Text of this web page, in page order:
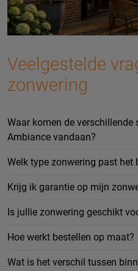
Veelgestelde
zonwering
Waar komen de verschillende
Ambiance vandaan?
Welk type zonwering past het
Krijg ik garantie op mijn
Is jullie zonwering geschikt
Hoe werkt bestellen op maat?
Wat is het verschil tussen